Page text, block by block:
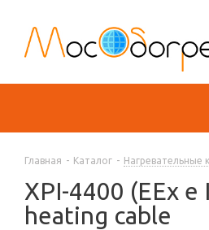
Главная - Каталог - Нагревательные
XPI-4400 (EEx
heating cable